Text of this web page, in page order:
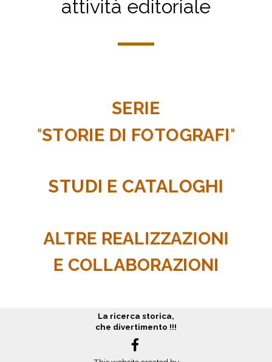
attività editoriale
SERIE
"STORIE DI FOTOGRAFI"
STUDI E CATALOGHI
ALTRE REALIZZAZIONI
E COLLABORAZIONI
La ricerca storica,
che divertimento !!!